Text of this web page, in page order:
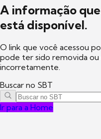
A informação
está disponível.
O link que você acessou
pode ter sido removida ou
incorretamente.
Buscar no SBT
Ir para a Home